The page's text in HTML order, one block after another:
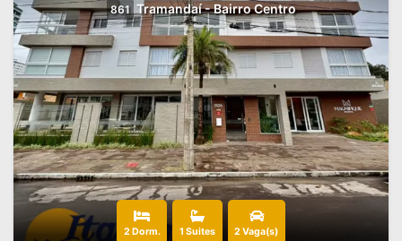
861 Tramandaí - Bairro Centro
2 Dorm. 1 Suites 2 Vaga(s)